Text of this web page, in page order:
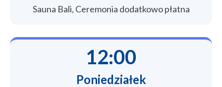
Sauna Bali, Ceremonia dodatkowo płatna
12:00
Poniedziałek